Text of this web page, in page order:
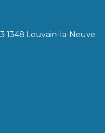
1348 Louvain-la-Neuve